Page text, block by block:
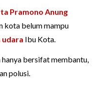
Pramono Anung
kota belum mampu
udara Ibu Kota.
bersifat membantu,
polusi.